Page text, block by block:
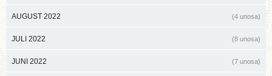
AUGUST 2022 (4 unosa)
JULI 2022 (8 unosa)
JUNI 2022 (7 unosa)